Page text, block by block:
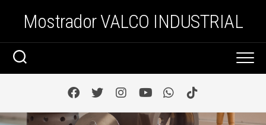
Mostrador VALCO INDUSTRIAL